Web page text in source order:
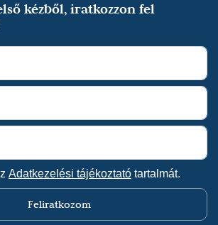
kézből, iratkozzon fel
Adatkezelési tájékoztató tartalmát.
Feliratkozom